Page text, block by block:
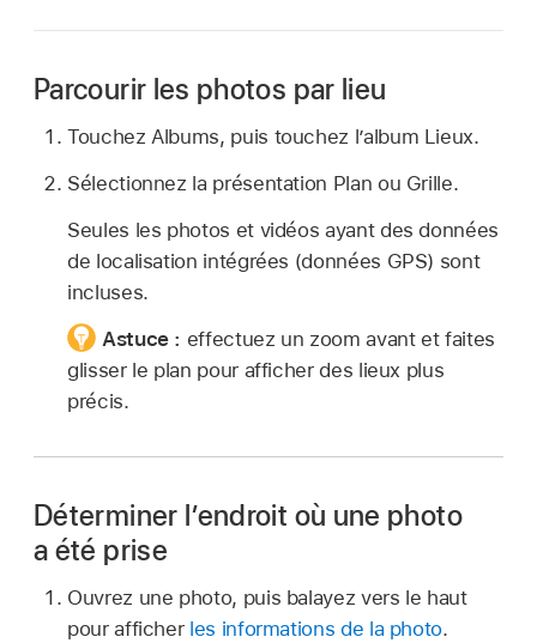
Parcourir les photos par lieu
Touchez Albums, puis touchez l’album Lieux.
Sélectionnez la présentation Plan ou Grille.
Seules les photos et vidéos ayant des données
de localisation intégrées (données GPS) sont
incluses.
Astuce : effectuez un zoom avant et faites
glisser le plan pour afficher des lieux plus
précis.
Déterminer l’endroit où une photo
a été prise
Ouvrez une photo, puis balayez vers le haut
pour afficher les informations de la photo.